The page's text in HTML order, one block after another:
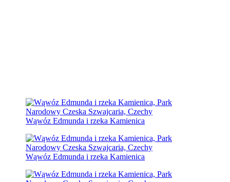
Wąwóz Edmunda i rzeka Kamienica
Wąwóz Edmunda i rzeka Kamienica